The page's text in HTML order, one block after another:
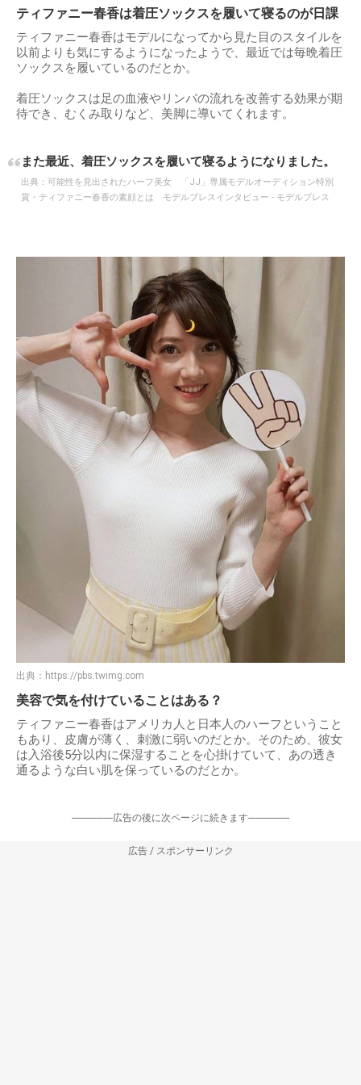
ティファニー春香は着圧ソックスを履いて寝るのが日課
ティファニー春香はモデルになってから見た目のスタイルを
以前よりも気にするようになったようで、最近では毎晩着圧
ソックスを履いているのだとか。
着圧ソックスは足の血液やリンパの流れを改善する効果が期
待でき、むくみ取りなど、美脚に導いてくれます。
また最近、着圧ソックスを履いて寝るようになりました。
出典： 可能性を見出されたハーフ美女 「JJ」専属モデルオーディション特別
賞・ティファニー春香の素顔とは モデルプレスインタビュー - モデルプレス
出典： https://pbs.twimg.com
美容で気を付けていることはある？
ティファニー春香はアメリカ人と日本人のハーフということ
もあり、皮膚が薄く、刺激に弱いのだとか。そのため、彼女
は入浴後5分以内に保湿することを心掛けていて、あの透き
通るような白い肌を保っているのだとか。
-----------------広告の後に次ページに続きます-----------------
広告 / スポンサーリンク